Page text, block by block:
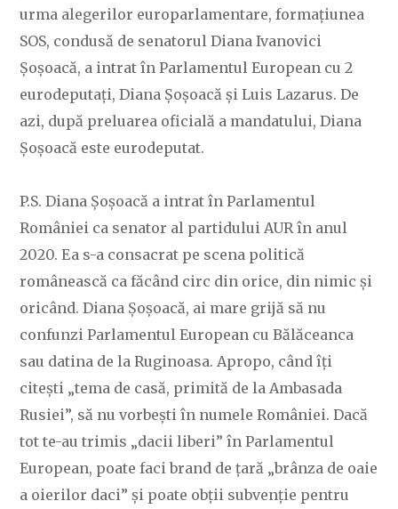
urma alegerilor europarlamentare, formațiunea
SOS, condusă de senatorul Diana Ivanovici
Șoșoacă, a intrat în Parlamentul European cu 2
eurodeputați, Diana Șoșoacă și Luis Lazarus. De
azi, după preluarea oficială a mandatului, Diana
Șoșoacă este eurodeputat.
P.S. Diana Șoșoacă a intrat în Parlamentul
României ca senator al partidului AUR în anul
2020. Ea s-a consacrat pe scena politică
românească ca făcând circ din orice, din nimic și
oricând. Diana Șoșoacă, ai mare grijă să nu
confunzi Parlamentul European cu Bălăceanca
sau datina de la Ruginoasa. Apropo, când îți
citești „tema de casă, primită de la Ambasada
Rusiei”, să nu vorbești în numele României. Dacă
tot te-au trimis „dacii liberi” în Parlamentul
European, poate faci brand de țară „brânza de oaie
a oierilor daci” și poate obții subvenție pentru